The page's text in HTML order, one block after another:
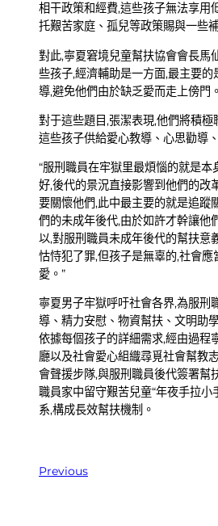
相干政策和經費,這些孩子無法享用
托艱苦家庭、孤兒等政策賜與一些
對此,寧夏窘境兒童幫扶協會會長馬
些孩子,經濟輔助是一方面,最主要
導,避免他們由於缺乏愛而走上傍門
對于這些題目,張潔表現,他們將積
這些孩子供給愛心教導、心思勸導
“服刑職員在牢獄里最煩惱的就是本
好,後代的景況直接影響到他們的改
要關懷他們,此中最主要的就是追蹤
們的未成年後代,由於如許才幹讓他
以,對服刑職員未成年後代的幫扶意
怙恃犯了罪,但孩子是無辜的,社會應
愛。”
寧夏男子牢獄呼吁社會各界,為服刑
導、精力安慰、物資幫扶、文明助
依據每個孩子的詳細需求,經由過程
廳以及社會愛心組織尋覓社會幫教
會聲援步隊,與服刑職員後代簽署幫
職員家中留守艱苦兒童“年夜手拉小
系,構成長效幫扶機制。
Previous